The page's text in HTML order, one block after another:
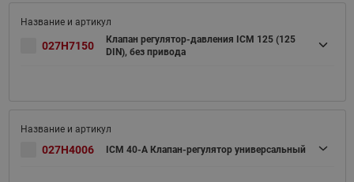
027H7150
Клапан регулятор-давления ICM 125 (125
DIN), без привода
027H4006 ICM 40-A Клапан-регулятор универсальный